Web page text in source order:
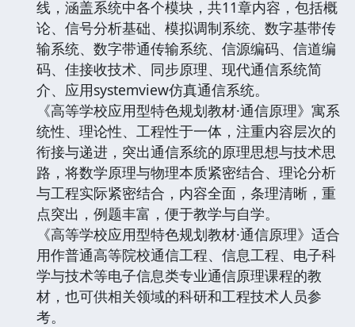
线，涵盖系统中各个模块，共11章内容，包括概
论、信号分析基础、模拟调制系统、数字基带传
输系统、数字带通传输系统、信源编码、信道编
码、佳接收技术、同步原理、现代通信系统简
介、应用systemview仿真通信系统。
《高等学校应用型特色规划教材·通信原理》寓系
统性、理论性、工程性于一体，注重内容层次的
衔接与递进，突出通信系统的原理思想与技术思
路，将数学原理与物理本质紧密结合、理论分析
与工程实际紧密结合，内容全面，条理清晰，重
点突出，例题丰富，便于教学与自学。
《高等学校应用型特色规划教材·通信原理》适合
用作普通高等院校通信工程、信息工程、电子科
学与技术等电子信息类专业通信原理课程的教
材，也可供相关领域的科研和工程技术人员参
考。